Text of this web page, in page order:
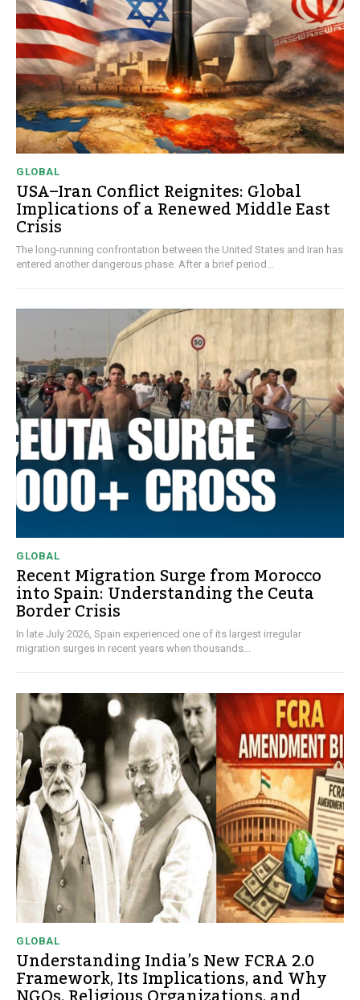
GLOBAL
USA–Iran Conflict Reignites: Global
Implications of a Renewed Middle East
Crisis
The long-running confrontation between the United States and Iran has
entered another dangerous phase. After a brief period...
GLOBAL
Recent Migration Surge from Morocco
into Spain: Understanding the Ceuta
Border Crisis
In late July 2026, Spain experienced one of its largest irregular
migration surges in recent years when thousands...
GLOBAL
Understanding India’s New FCRA 2.0
Framework, Its Implications, and Why